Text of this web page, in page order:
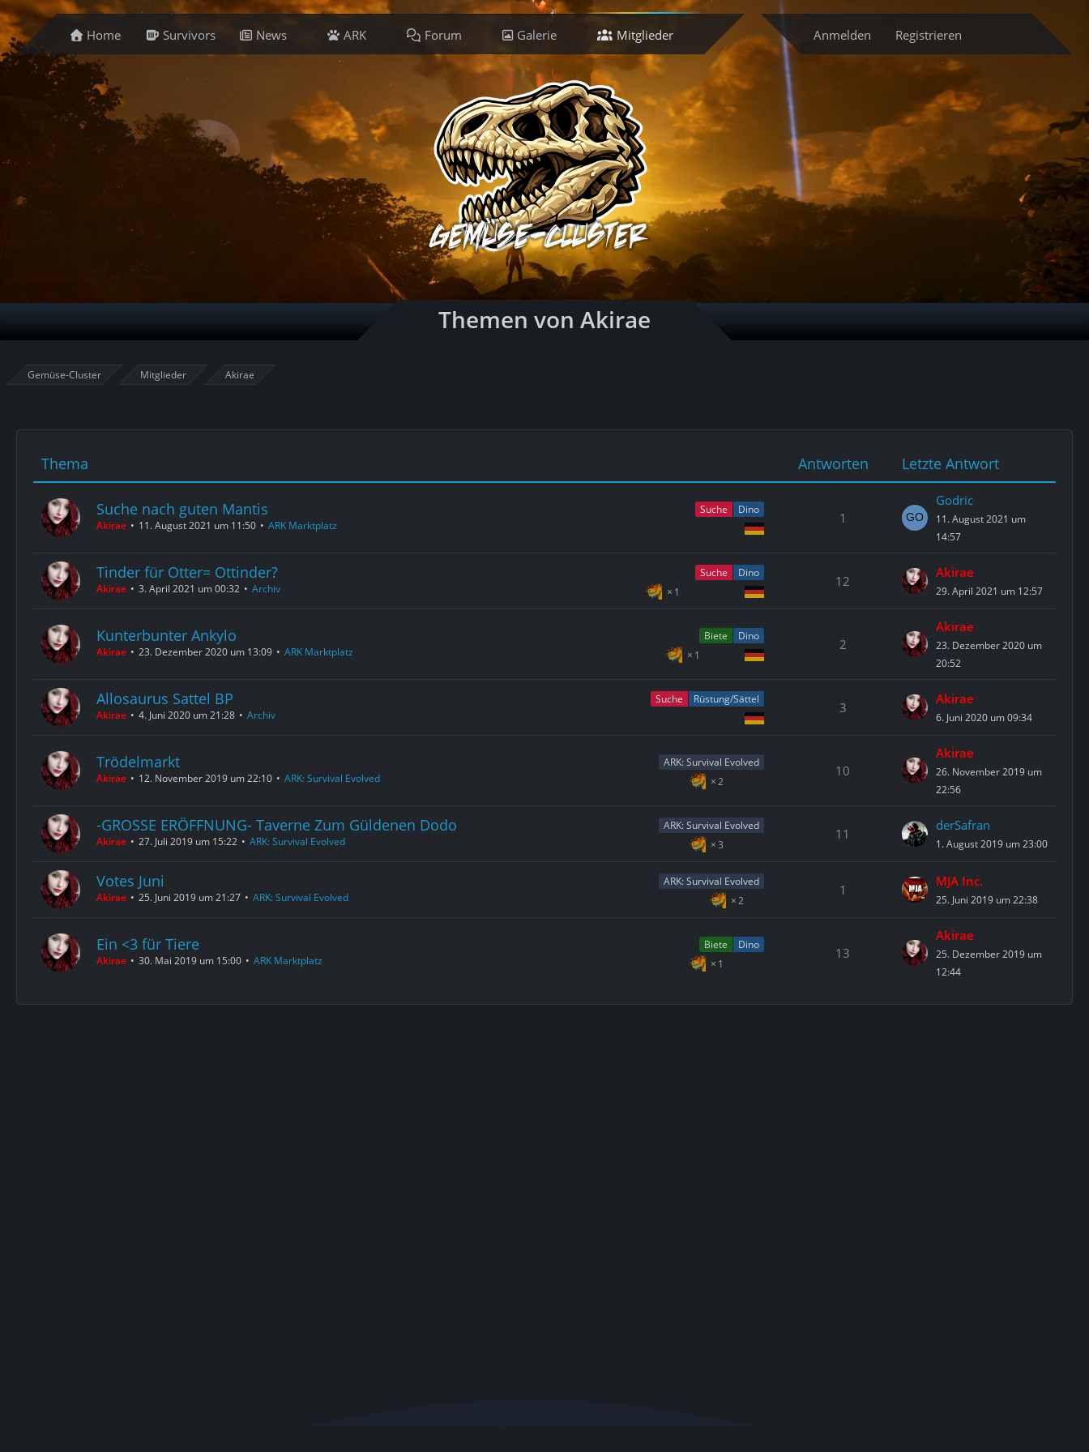
Home Survivors News ARK Forum Galerie Mitglieder Ticketsystem Anmelden Registrieren
Themen von Akirae
Gemüse-Cluster Mitglieder Akirae
Thema Antworten Letzte Antwort
Suche Dino
Suche nach guten Mantis
Akirae 11. August 2021 um 11:50 ARK Marktplatz 1
Godric
11. August 2021 um
14:57
Suche Dino
Tinder für Otter= Ottinder?
1
Akirae 3. April 2021 um 00:32 Archiv 12
Akirae
29. April 2021 um 12:57
Biete Dino
Kunterbunter Ankylo
1
Akirae 23. Dezember 2020 um 13:09 ARK Marktplatz 2
Akirae
23. Dezember 2020 um
20:52
Suche Rüstung/Sättel
Allosaurus Sattel BP
Akirae 4. Juni 2020 um 21:28 Archiv 3
Akirae
6. Juni 2020 um 09:34
ARK: Survival Evolved
Trödelmarkt
2
Akirae 12. November 2019 um 22:10 ARK: Survival Evolved 10
Akirae
26. November 2019 um
22:56
ARK: Survival Evolved
-GROSSE ERÖFFNUNG- Taverne Zum Güldenen Dodo
3
Akirae 27. Juli 2019 um 15:22 ARK: Survival Evolved 11
derSafran
1. August 2019 um 23:00
ARK: Survival Evolved
Votes Juni
2
Akirae 25. Juni 2019 um 21:27 ARK: Survival Evolved 1
MJA Inc.
25. Juni 2019 um 22:38
Biete Dino
Ein <3 für Tiere
1
Akirae 30. Mai 2019 um 15:00 ARK Marktplatz 13
Akirae
25. Dezember 2019 um
12:44